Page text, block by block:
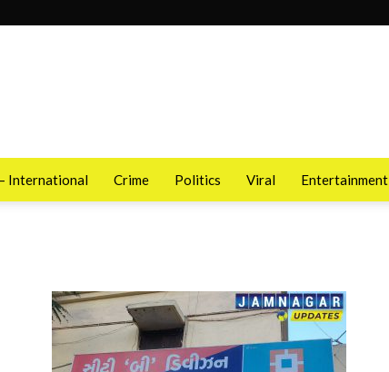
International Crime Politics Viral Entertainment